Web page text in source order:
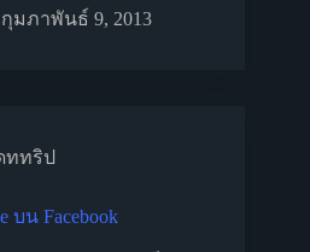
กุมภาพันธ์ 9, 2013
ททริป
น Facebook